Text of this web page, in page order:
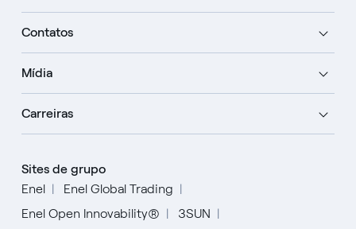
Contatos
Mídia
Carreiras
Sites de grupo
Enel
Enel Global Trading
Enel Open Innovability®
3SUN